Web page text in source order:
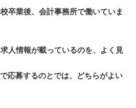
卒業後、会計事務所で働いていま
人情報が載っているのを、よく見
応募するのとでは、どちらがよい